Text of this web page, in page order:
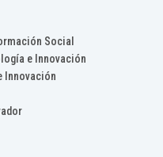
Social
e Innovación
Innovación